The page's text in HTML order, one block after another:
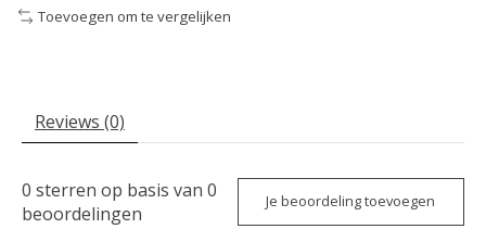
Toevoegen om te vergelijken
Reviews (0)
0 sterren op basis van 0
beoordelingen
Je beoordeling toevoegen